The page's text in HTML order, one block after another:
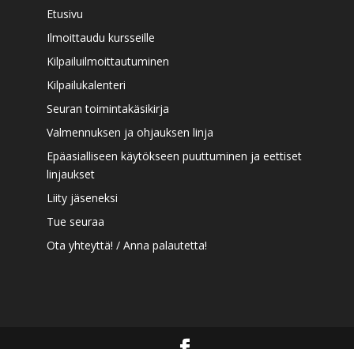
Etusivu
Ilmoittaudu kursseille
Kilpailuilmoittautuminen
Kilpailukalenteri
Seuran toimintakäsikirja
Valmennuksen ja ohjauksen linja
Epäasialliseen käytökseen puuttuminen ja eettiset
linjaukset
Liity jäseneksi
Tue seuraa
Ota yhteyttä! / Anna palautetta!